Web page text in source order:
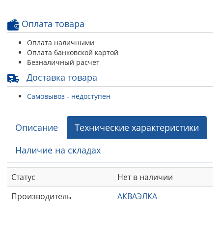
Оплата товара
Оплата наличными
Оплата банковской картой
Безналичный расчет
Доставка товара
Самовывоз - недоступен
Описание
Технические характеристики
Наличие на складах
Статус
Нет в наличии
Производитель
АКВАЭЛКА